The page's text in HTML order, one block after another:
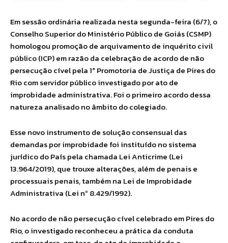
Em sessão ordinária realizada nesta segunda-feira (6/7), o
Conselho Superior do Ministério Público de Goiás (CSMP)
homologou promoção de arquivamento de inquérito civil
público (ICP) em razão da celebração de acordo de não
persecução cível pela 1ª Promotoria de Justiça de Pires do
Rio com servidor público investigado por ato de
improbidade administrativa. Foi o primeiro acordo dessa
natureza analisado no âmbito do colegiado.
Esse novo instrumento de solução consensual das
demandas por improbidade foi instituído no sistema
jurídico do País pela chamada Lei Anticrime (Lei
13.964/2019), que trouxe alterações, além de penais e
processuais penais, também na Lei de Improbidade
Administrativa (Lei nº 8.429/1992).
No acordo de não persecução cível celebrado em Pires do
Rio, o investigado reconheceu a prática da conduta